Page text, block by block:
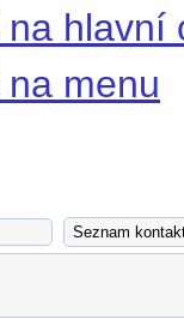
na hlavní
menu